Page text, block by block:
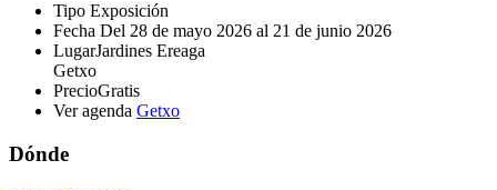
Tipo Exposición
Fecha Del 28 de mayo 2026 al 21 de junio 2026
LugarJardines Ereaga
Getxo
PrecioGratis
Ver agenda Getxo
Dónde